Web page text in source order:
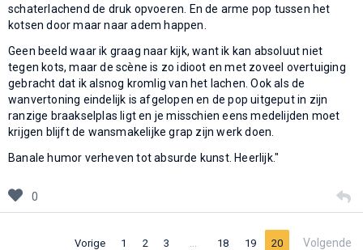
schaterlachend de druk opvoeren. En de arme pop tussen het
kotsen door maar naar adem happen.
Geen beeld waar ik graag naar kijk, want ik kan absoluut niet
tegen kots, maar de scène is zo idioot en met zoveel overtuiging
gebracht dat ik alsnog kromlig van het lachen. Ook als de
wanvertoning eindelijk is afgelopen en de pop uitgeput in zijn
ranzige braakselplas ligt en je misschien eens medelijden moet
krijgen blijft de wansmakelijke grap zijn werk doen.
Banale humor verheven tot absurde kunst. Heerlijk."
0
Vorige 1 2 3 18 19 20 Volgende